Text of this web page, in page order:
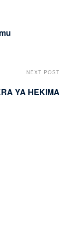
NEXT POST
YA HEKIMA